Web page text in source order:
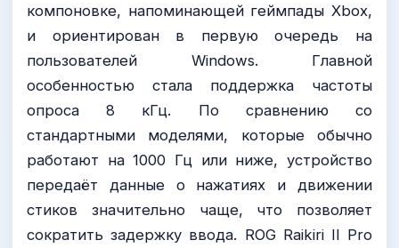
компоновке, напоминающей геймпады Xbox,
и ориентирован в первую очередь на
пользователей Windows. Главной
особенностью стала поддержка частоты
опроса 8 кГц. По сравнению со
стандартными моделями, которые обычно
работают на 1000 Гц или ниже, устройство
передаёт данные о нажатиях и движении
стиков значительно чаще, что позволяет
сократить задержку ввода. ROG Raikiri II Pro